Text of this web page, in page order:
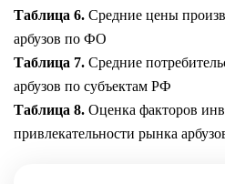
Таблица 6. Средние цены
арбузов по ФО
Таблица 7. Средние
арбузов по субъектам РФ
Таблица 8. Оценка факторов
привлекательности рынка